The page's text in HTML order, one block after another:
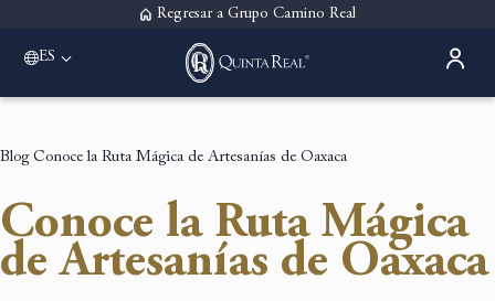
Regresar a Grupo Camino Real
ES Please select a destination
Aguascalientes
Guadalajara
Quinta Real Guadalajara
Monterrey
Blog Conoce la Ruta Mágica de Artesanías de Oaxaca
Conoce la Ruta Mágica
de Artesanías de Oaxaca